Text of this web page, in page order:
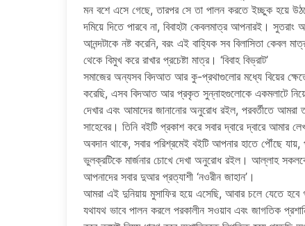
মন বশে এসে গেছে, তারপর সে তা পালন করতে ইচ্ছুক হয়ে
দমিয়ে দিতে পারবে না, বিবাহটা কেবলমাত্র আপনারই।
আনন্দটাকে নষ্ট করেনি, বরং এই বাহ্যিক সব বিলাসিতা
থেকে বিমুখ করে রাখার প্রচেষ্টা মাত্র। ‘বিবাহ বিভ্রাট’
সমাজের অন্যসব বিদআত আর কু-প্রথাগুলাের মধ্যে বিয়ের
করেছি, এসব বিদআত আর প্রকৃত সুন্নাহগুলােকে একমলাটে
দেখার এবং আমাদের জানানাের অনুরােধ রইল, পরবর্তীতে
সাহেবের। তিনি বইটি প্রকাশ করে সবার দ্বারে দ্বারে আমার
অবদান থাকে, সবার পরিশ্রমেই বইটি আপনার হাতে পৌঁছে
ভুলক্রটিকে মার্জনার চোখে দেখা অনুরােধ রইল। আল্লাহ
আপনাদের সবার দুআর প্রত্যাশী ‘নওরীন জাহান’।
আমরা এই দুনিয়ায় মুসাফির হয়ে এসেছি, আবার চলে যেতে হবে
যথাযথ ভাবে পালন করলে পরকালীন সওয়াব এবং জাগতিক